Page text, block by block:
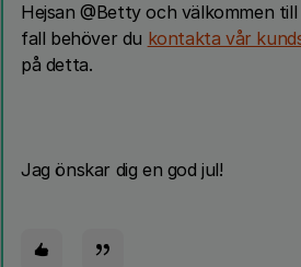
Hejsan @Betty och välkommen
fall behöver du kontakta vår
på detta.
Jag önskar dig en god jul!